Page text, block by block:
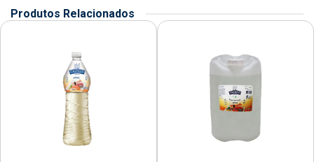
Produtos Relacionados